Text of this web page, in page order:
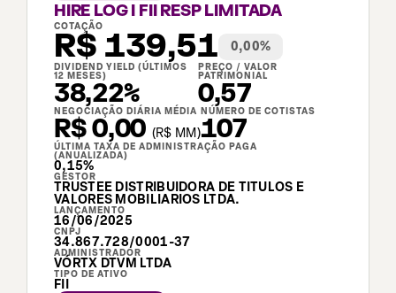
HIRE LOG I FII RESP LIMITADA
COTAÇÃO
R$ 139,51 0,00%
DIVIDEND YIELD (ÚLTIMOS
12 MESES)
38,22%
PREÇO / VALOR
PATRIMONIAL
0,57
NEGOCIAÇÃO DIÁRIA MÉDIA
R$ 0,00 (R$ MM)
NÚMERO DE COTISTAS
107
ÚLTIMA TAXA DE ADMINISTRAÇÃO PAGA
(ANUALIZADA)
0,15%
GESTOR
TRUSTEE DISTRIBUIDORA DE TITULOS E
VALORES MOBILIARIOS LTDA.
LANÇAMENTO
16/06/2025
CNPJ
34.867.728/0001-37
ADMINISTRADOR
VÓRTX DTVM LTDA
TIPO DE ATIVO
FII